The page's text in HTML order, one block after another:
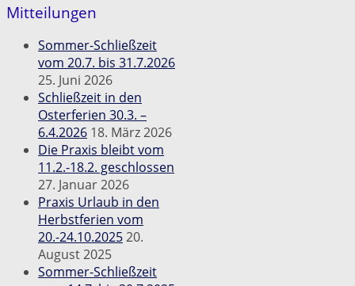
Mitteilungen
Sommer-Schließzeit
vom 20.7. bis 31.7.2026
25. Juni 2026
Schließzeit in den
Osterferien 30.3. –
6.4.2026 18. März 2026
Die Praxis bleibt vom
11.2.-18.2. geschlossen
27. Januar 2026
Praxis Urlaub in den
Herbstferien vom
20.-24.10.202520.
August 2025
Sommer-Schließzeit